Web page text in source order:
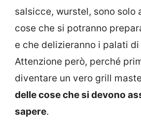
salsicce, wurstel, sono solo
cose che si potranno
e che delizieranno i palati
Attenzione però, perché
diventare un vero grill
delle cose che si devono
sapere.